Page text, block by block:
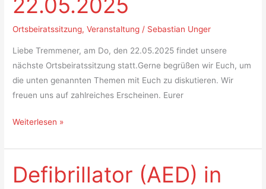
22.05.2025
Ortsbeiratssitzung,Veranstaltung / Sebastian Unger
Liebe Tremmener, am Do, den 22.05.2025 findet unsere
nächste Ortsbeiratssitzung statt.Gerne begrüßen wir Euch, um
die unten genannten Themen mit Euch zu diskutieren. Wir
freuen uns auf zahlreiches Erscheinen. Eurer
Weiterlesen »
Defibrillator (AED) in
Defibrillator
(AED)